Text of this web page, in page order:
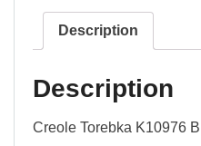
Description
Description
Creole Torebka K10976